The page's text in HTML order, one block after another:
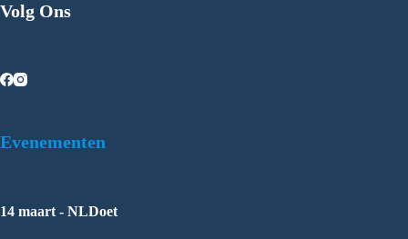
Volg Ons
Evenementen
14 maart - NLDoet